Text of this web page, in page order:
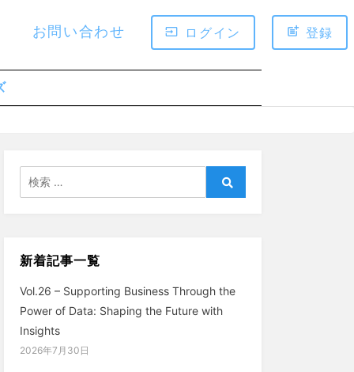
お問い合わせ ログイン 登録
索:
検
新着記事一覧
Vol.26 – Supporting Business Through the
Power of Data: Shaping the Future with
Insights
2026年7月30日